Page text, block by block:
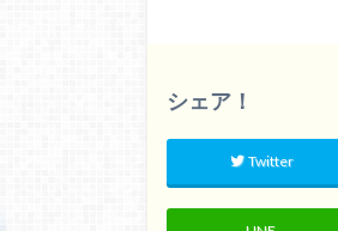
共
有
る
に
は
ク
ッ
ク
で
(
し
シェア！
Twitter